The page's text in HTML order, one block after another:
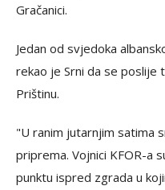
Gračanici.
Jedan od svjedoka
rekao je Srni da se poslije
Prištinu.
"U ranim jutarnjim satima
priprema. Vojnici KFOR-a
punktu ispred zgrada u